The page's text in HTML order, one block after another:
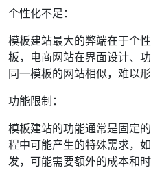
个性化不足：
模板建站最大的弊端在于个
板，电商网站在界面设计、
同一模板的网站相似，难以形
功能限制：
模板建站的功能通常是固定
程中可能产生的特殊需求，
发，可能需要额外的成本和时